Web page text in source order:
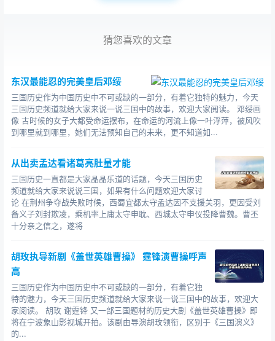
地之才，包藏宇宙之志。”，这恐怕是事实。我估计啊，这
但同时潘凤又有万夫不当之勇，这又有点像马超他们了。
其实啊，潘凤是一个很特殊的人物，在那个时期找不出第
二个这样的人物了，独一无二的，潘无双嘛，所以我们也
不必说他像谁谁谁，潘凤就是像潘凤。
志”表现在哪里呢?他“万夫不当之勇”又体现在哪里呢?
他的志向和才干，体现在两个事件。
第一个事件。大家都知道，潘凤，字无双嘛。古人的
“名”跟“字”是有联系的，这“凤”跟“无双”有联系么?有学者
然这样说也说得过去，但《关东盟军敢死队·潘凤召唤》就
记载了一个小故事。潘凤原来的字并不是“无双”，可能有其
他的字，或者根本就没有表字，也不奇怪，我们不知道。
当时名流中有个人，叫方文山，善观面相，有一天他跟朋
友逛街的时候偶遇潘凤，“文山大惊，曰：‘此人命格无双，
当一统江山。’”潘凤听了，“仰天大笑”。以后人们就叫他潘
猜您喜欢的文章
东汉最能忍的完美皇后邓绥
三国历史作为中国历史中不可或缺的一部分，有着它独特的魅力，今天
三国历史频道就给大家来说一说三国中的故事，欢迎大家阅读。 邓绥画
像 古时候的女子大都受命运摆布，在命运的河流上像一叶浮萍，被风吹
到哪里就到哪里，她们无法预知自己的未来，更不知道如...
从出卖孟达看诸葛亮肚量才能
三国历史一直都是大家晶晶乐道的话题，今天三国历史
频道就给大家来说说三国，如果有什么问题欢迎大家讨
论 在荆州争夺战失败时候，西蜀宜都太守孟达因不支援关羽，更因受刘
备义子刘封欺凌，乘机率上庸太守申耽、西城太守申仪投降曹魏。曹丕
十分亲之信之，遂将
胡玫执导新剧《盖世英雄曹操》 霆锋演曹操呼声
高
三国历史作为中国历史中不可或缺的一部分，有着它独
特的魅力，今天三国历史频道就给大家来说一说三国中的故事，欢迎大
家阅读。 胡玫 谢霆锋 又一部三国题材的历史大剧《盖世英雄曹操》即
将在宁波象山影视城开拍。该剧由导演胡玫领衔，区别于《三国演义》
的...